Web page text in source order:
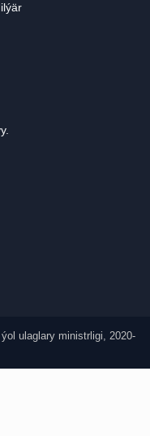
ulaglary ministrligi, 2020-